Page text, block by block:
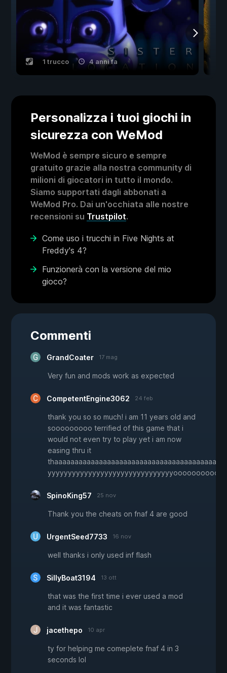
1 trucco 4 anni fa
Personalizza i tuoi giochi in
sicurezza con WeMod
WeMod è sempre sicuro e sempre
gratuito grazie alla nostra community di
milioni di giocatori in tutto il mondo.
Siamo supportati dagli abbonati a
WeMod Pro. Dai un'occhiata alle nostre
recensioni su Trustpilot.
Come uso i trucchi in Five Nights at
Freddy's 4?
Funzionerà con la versione del mio
gioco?
Commenti
GrandCoater 17 mag
Very fun and mods work as expected
CompetentEngine3062 24 feb
thank you so so much! i am 11 years old and
sooooooooo terrified of this game that i
would not even try to play yet i am now
easing thru it
SpinoKing57 25 nov
Thank you the cheats on fnaf 4 are good
UrgentSeed7733 16 nov
well thanks i only used inf flash
SillyBoat3194 13 ott
that was the first time i ever used a mod
and it was fantastic
jacethepo 10 apr
ty for helping me comeplete fnaf 4 in 3
seconds lol